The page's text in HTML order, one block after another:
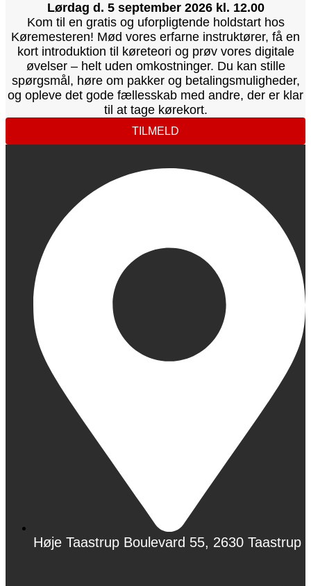
Lørdag d. 5 september 2026 kl. 12.00
Kom til en gratis og uforpligtende holdstart hos
Køremesteren! Mød vores erfarne instruktører, få en
kort introduktion til køreteori og prøv vores digitale
øvelser – helt uden omkostninger. Du kan stille
spørgsmål, høre om pakker og betalingsmuligheder,
og opleve det gode fællesskab med andre, der er klar
til at tage kørekort.
TILMELD
Høje Taastrup Boulevard 55, 2630 Taastrup